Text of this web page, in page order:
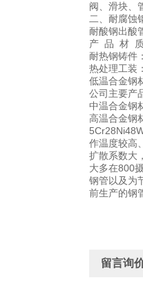
阀、滑块、
二、耐腐蚀
耐酸钢出酸
产 品 材 质
耐热钢铸件
热处理工装
低温合金钢
公司主要产
中温合金钢
高温合金钢
作温度较高
扩散系数大
大多在800
钢管以及为
前生产的钢
留言询